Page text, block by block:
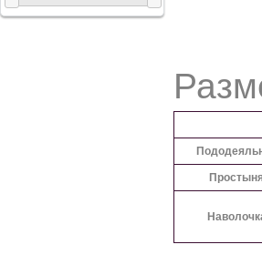
Простыня